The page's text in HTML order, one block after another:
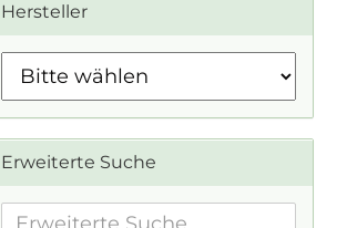
Hersteller
Erweiterte Suche
Erweiterte